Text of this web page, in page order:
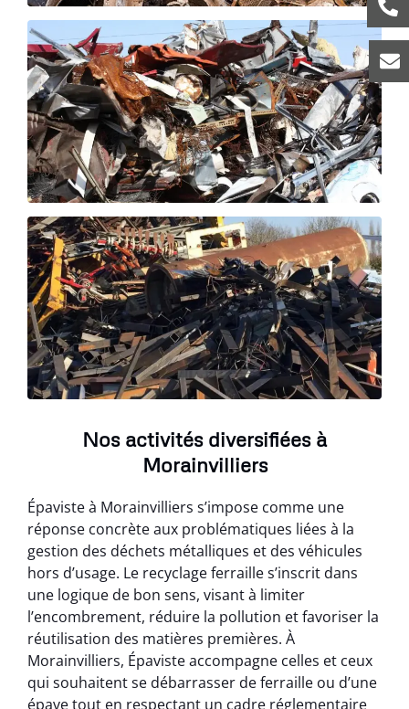
Nos activités diversifiées à
Morainvilliers
Épaviste à Morainvilliers s’impose comme une
réponse concrète aux problématiques liées à la
gestion des déchets métalliques et des véhicules
hors d’usage. Le recyclage ferraille s’inscrit dans
une logique de bon sens, visant à limiter
l’encombrement, réduire la pollution et favoriser la
réutilisation des matières premières. À
Morainvilliers, Épaviste accompagne celles et ceux
qui souhaitent se débarrasser de ferraille ou d’une
épave tout en respectant un cadre réglementaire